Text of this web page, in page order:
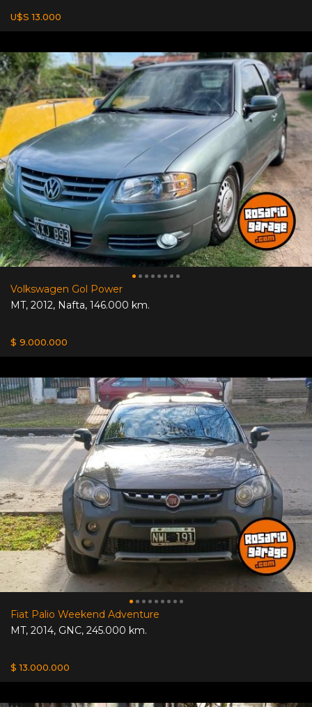
U$S 13.000
Volkswagen Gol Power
MT, 2012, Nafta, 146.000 km.
$ 9.000.000
Fiat Palio Weekend Adventure
MT, 2014, GNC, 245.000 km.
$ 13.000.000